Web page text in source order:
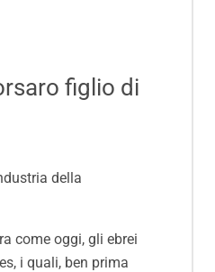
figlio di
della
come oggi, gli ebrei
i quali, ben prima